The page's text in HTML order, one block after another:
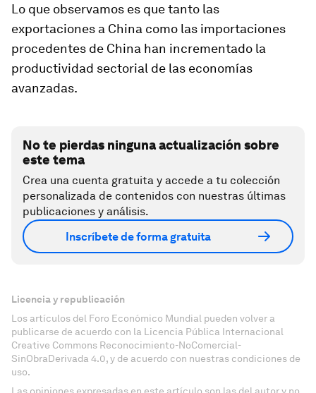
Lo que observamos es que tanto las
exportaciones a China como las importaciones
procedentes de China han incrementado la
productividad sectorial de las economías
avanzadas.
No te pierdas ninguna actualización sobre
este tema
Crea una cuenta gratuita y accede a tu colección
personalizada de contenidos con nuestras últimas
publicaciones y análisis.
Inscríbete de forma gratuita
Licencia y republicación
Los artículos del Foro Económico Mundial pueden volver a
publicarse de acuerdo con la Licencia Pública Internacional
Creative Commons Reconocimiento-NoComercial-
SinObraDerivada 4.0, y de acuerdo con nuestras condiciones de
uso.